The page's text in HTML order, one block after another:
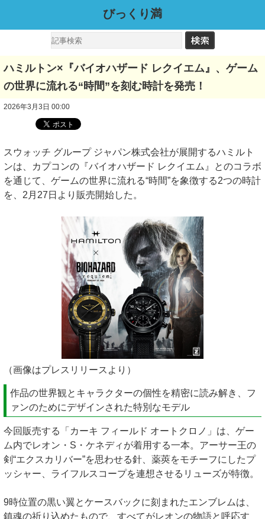
びっくり満
ハミルトン×『バイオハザード レクイエム』、ゲーム
の世界に流れる“時間”を刻む時計を発売！
2026年3月3日 00:00
スウォッチ グループ ジャパン株式会社が展開するハミルト
ンは、カプコンの『バイオハザード レクイエム』とのコラボ
を通じて、ゲームの世界に流れる“時間”を象徴する2つの時計
を、2月27日より販売開始した。
（画像はプレスリリースより）
作品の世界観とキャラクターの個性を精密に読み解き、フ
ァンのためにデザインされた特別なモデル
今回販売する「カーキ フィールド オートクロノ」は、ゲー
ム内でレオン・S・ケネディが着用する一本。アーサー王の
剣“エクスカリバー”を思わせる針、薬莢をモチーフにしたプ
ッシャー、ライフルスコープを連想させるリューズが特徴。
9時位置の黒い翼とケースバックに刻まれたエンブレムは、
鎮魂の祈り込めたもので、すべてがレオンの物語と呼応す